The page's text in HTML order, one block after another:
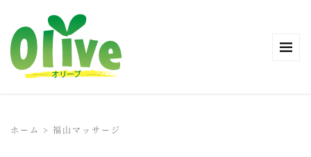
ホーム > 福山マッサージ